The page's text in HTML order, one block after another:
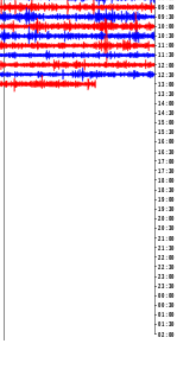
09:00
09:30
10:00
10:30
11:00
11:30
12:00
12:30
13:00
13:30
14:00
14:30
15:00
15:30
16:00
16:30
17:00
17:30
18:00
18:30
19:00
19:30
20:00
20:30
21:00
21:30
22:00
22:30
23:00
23:30
00:00
00:30
01:00
01:30
02:00